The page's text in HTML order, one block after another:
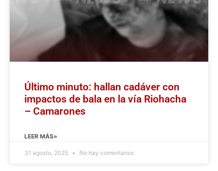
Último minuto: hallan cadáver con
impactos de bala en la vía Riohacha
– Camarones
LEER MÁS»
31 agosto, 2025 No hay comentarios